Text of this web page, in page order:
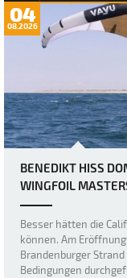
04
08.2026
BENEDIKT HISS
WINGFOIL
Besser hätten die
können. Am
Brandenburger
Bedingungen